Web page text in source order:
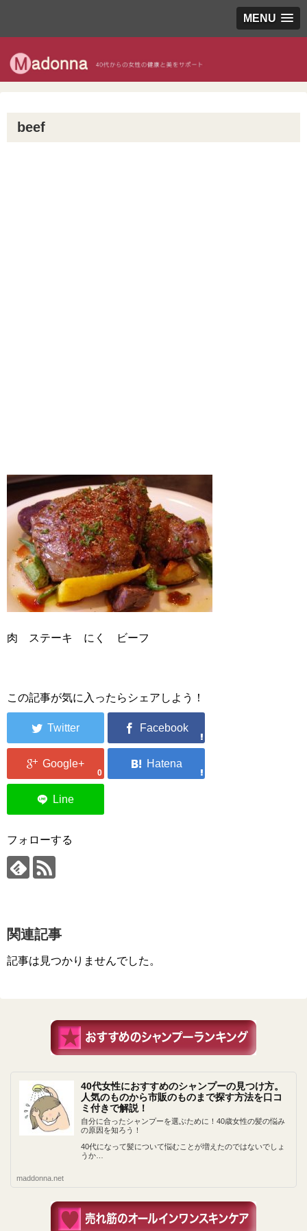
MENU
beef
肉 ステーキ にく ビーフ
この記事が気に入ったらシェアしよう！
0
フォローする
関連記事
記事は見つかりませんでした。
40代女性におすすめのシャンプーの見つけ方。
人気のものから市販のものまで探す方法を口コ
ミ付きで解説！
自分に合ったシャンプーを選ぶために！40歳女性の髪の悩み
の原因を知ろう！
40代になって髪について悩むことが増えたのではないでしょ
うか…
maddonna.net